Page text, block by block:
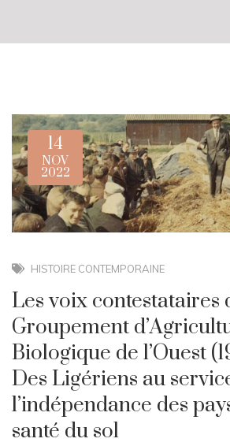
14
NOV
2022
HISTOIRE CONTEMPORAINE
Les voix contestataires
Groupement
Biologique de l’Ouest
Des Ligériens au
l’indépendance des
santé du sol